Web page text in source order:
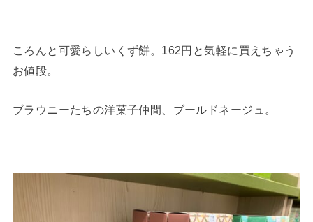
ころんと可愛らしいくず餅。162円と気軽に買えちゃう
お値段。
ブラウニーたちの洋菓子仲間、ブールドネージュ。